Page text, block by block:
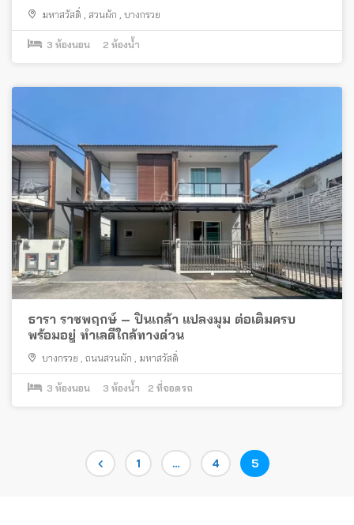
มหาสวัสดิ์ สวนผัก บางกรวย
3 ห้องนอน 2 ห้องน้ำ
ธารา ราชพฤกษ์ – ปิ่นเกล้า แปลงมุม ต่อเติมครบ
พร้อมอยู่ ทำเลดีใกล้ทางด่วน
บางกรวย , ถนนสวนผัก , มหาสวัสดิ์
3 ห้องนอน 3 ห้องน้ำ 2 ที่จอดรถ
Page
1 … Page
4 Page
5